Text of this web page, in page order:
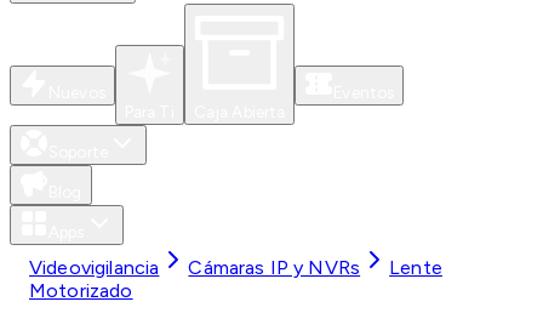
Videovigilancia Cámaras IP y NVRs
Lente
Motorizado